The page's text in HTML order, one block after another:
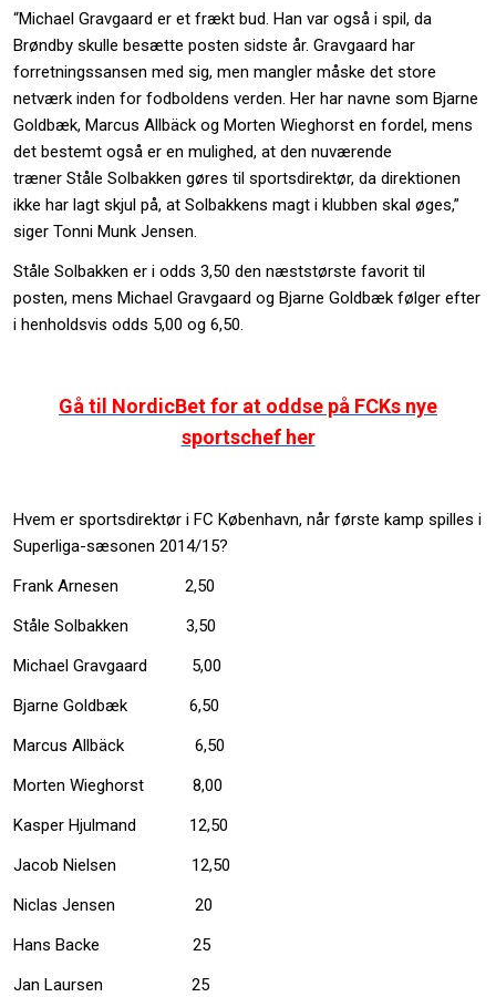
“Michael Gravgaard er et frækt bud. Han var også i spil, da
Brøndby skulle besætte posten sidste år. Gravgaard har
forretningssansen med sig, men mangler måske det store
netværk inden for fodboldens verden. Her har navne som Bjarne
Goldbæk, Marcus Allbäck og Morten Wieghorst en fordel, mens
det bestemt også er en mulighed, at den nuværende
træner Ståle Solbakken gøres til sportsdirektør, da direktionen
ikke har lagt skjul på, at Solbakkens magt i klubben skal øges,”
siger Tonni Munk Jensen.
Ståle Solbakken er i odds 3,50 den næststørste favorit til
posten, mens Michael Gravgaard og Bjarne Goldbæk følger efter
i henholdsvis odds 5,00 og 6,50.
Gå til NordicBet for at oddse på FCKs nye
sportschef her
Hvem er sportsdirektør i FC København, når første kamp spilles i
Superliga-sæsonen 2014/15?
Frank Arnesen 2,50
Ståle Solbakken 3,50
Michael Gravgaard 5,00
Bjarne Goldbæk 6,50
Marcus Allbäck 6,50
Morten Wieghorst 8,00
Kasper Hjulmand 12,50
Jacob Nielsen 12,50
Niclas Jensen 20
Hans Backe 25
Jan Laursen 25